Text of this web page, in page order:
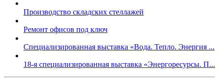
Производство складских стеллажей
Ремонт офисов под ключ
Специализированная выставка «Вода. Тепло. Энергия ...
18-я специализированная выставка «Энергоресурсы. П...